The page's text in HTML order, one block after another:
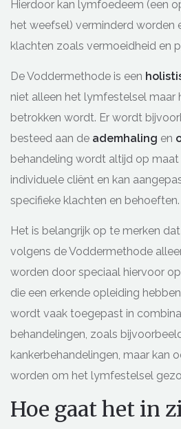
Hierdoor kan lymfoedeem (een
het weefsel) verminderd worden
klachten zoals vermoeidheid en
De Voddermethode is een
niet alleen het lymfestelsel maar
betrokken wordt. Er wordt
besteed aan de ademhaling en
behandeling wordt altijd op
individuele cliënt en kan
specifieke klachten en behoeften.
Het is belangrijk op te merken
volgens de Voddermethode
worden door speciaal hiervoor
die een erkende opleiding
wordt vaak toegepast in
behandelingen, zoals
kankerbehandelingen, maar kan
worden om het lymfestelsel
Hoe gaat het in